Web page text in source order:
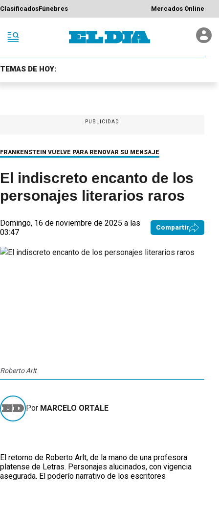
ClasificadosFúnebres Mercados Online
TEMAS DE HOY:
PUBLICIDAD
FRANKENSTEIN VUELVE PARA RENOVAR SU MENSAJE
El indiscreto encanto de los
personajes literarios raros
Domingo, 16 de noviembre de 2025 a las
03:47
Compartir
Roberto Arlt
Por MARCELO ORTALE
El retorno de Roberto Arlt, de la mano de una profesora
platense de Letras. Personajes alucinados, con vigencia
asegurada. El poderío narrativo de los escritores